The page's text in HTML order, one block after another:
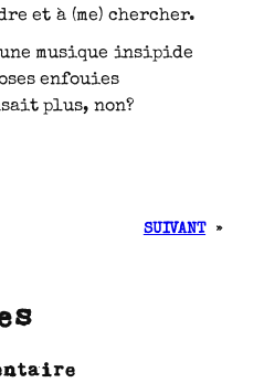
et à (me) chercher.
musique insipide
enfouies
plus, non?
SUIVANT »